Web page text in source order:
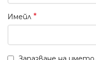
Имейл *